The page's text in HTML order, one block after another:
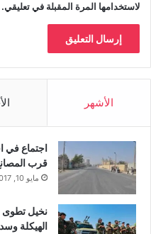
لاستخدامها المرة المقبلة في تعليقي.
الأشهر
اجتماع في
قرب
مايو 10, 2017
نخيل تطوى
الهيكلة